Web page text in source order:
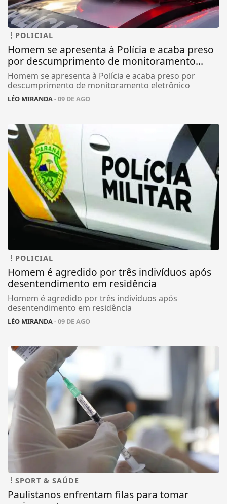
POLICIAL
Homem se apresenta à Polícia e acaba preso
por descumprimento de monitoramento...
Homem se apresenta à Polícia e acaba preso por
descumprimento de monitoramento eletrônico
LÉO MIRANDA- 09 DE AGO
POLICIAL
Homem é agredido por três indivíduos após
desentendimento em residência
Homem é agredido por três indivíduos após
desentendimento em residência
LÉO MIRANDA- 09 DE AGO
SPORT & SAÚDE
Paulistanos enfrentam filas para tomar